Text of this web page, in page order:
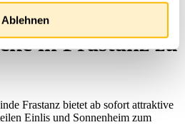
Ablehnen
in Frastanz zu
Frastanz bietet ab sofort attraktive
Einlis und Sonnenheim zum